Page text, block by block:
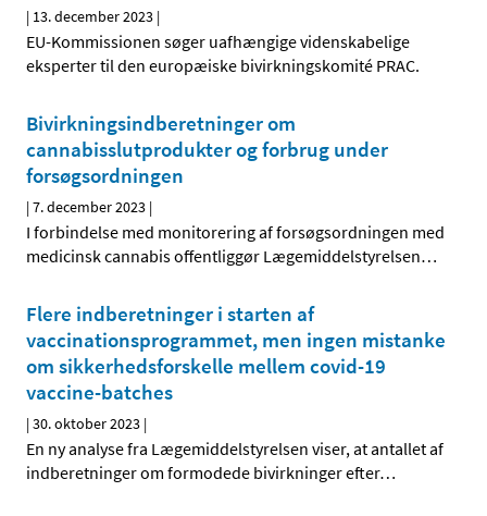
| 13. december 2023 |
EU-Kommissionen søger uafhængige videnskabelige
eksperter til den europæiske bivirkningskomité PRAC.
Bivirkningsindberetninger om
cannabisslutprodukter og forbrug under
forsøgsordningen
|7. december 2023 |
I forbindelse med monitorering af forsøgsordningen med
medicinsk cannabis offentliggør Lægemiddelstyrelsen…
Flere indberetninger i starten af
vaccinationsprogrammet, men ingen mistanke
om sikkerhedsforskelle mellem covid-19
vaccine-batches
|30. oktober 2023 |
En ny analyse fra Lægemiddelstyrelsen viser, at antallet af
indberetninger om formodede bivirkninger efter…